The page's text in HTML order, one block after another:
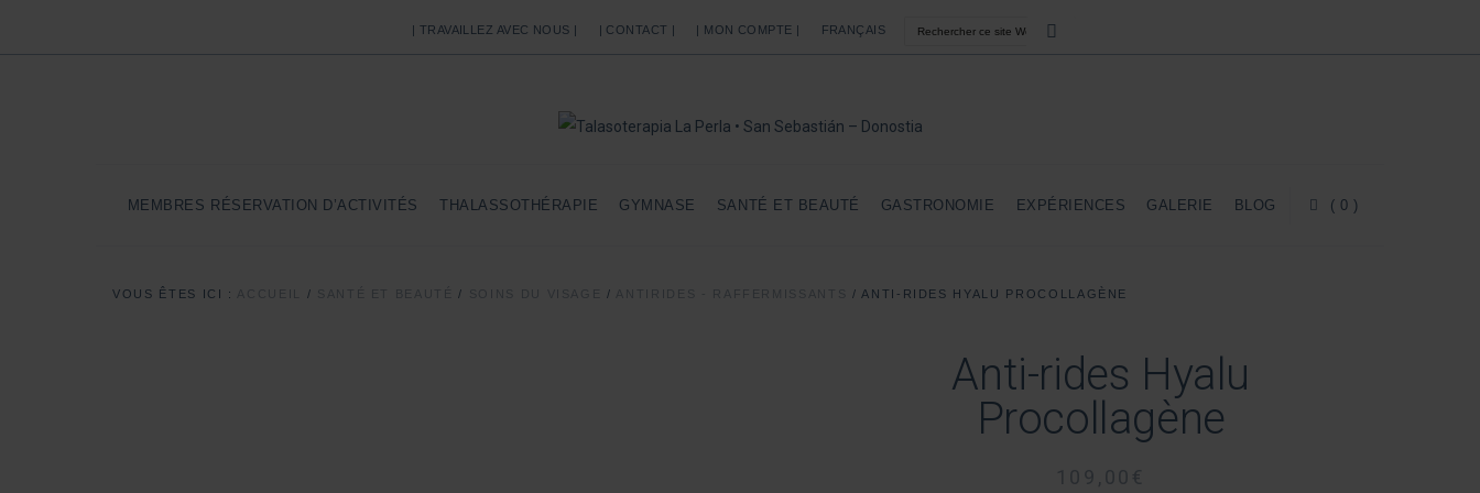
| TRAVAILLEZ AVEC NOUS | | CONTACT | | MON COMPTE | FRANÇAIS
MEMBRES RÉSERVATION D’ACTIVITÉS THALASSOTHÉRAPIE GYMNASE SANTÉ ET BEAUTÉ GASTRONOMIE EXPÉRIENCES GALERIE BLOG ( 0 )
VOUS ÊTES ICI : ACCUEIL / SANTÉ ET BEAUTÉ / SOINS DU VISAGE / ANTIRIDES - RAFFERMISSANTS / ANTI-RIDES HYALU PROCOLLAGÈNE
Anti-rides Hyalu
Procollagène
109,00 €